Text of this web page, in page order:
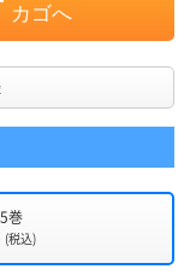
カゴへ
巻
(税込)